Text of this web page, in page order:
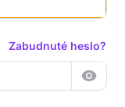
Zabudnuté heslo?